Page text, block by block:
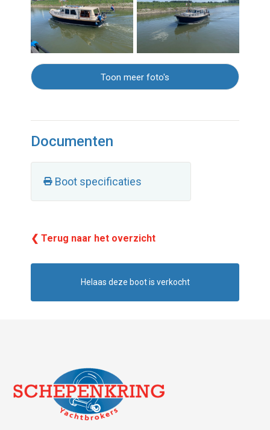
Toon meer foto's
Documenten
Boot specificaties
❮ Terug naar het overzicht
Helaas deze boot is verkocht